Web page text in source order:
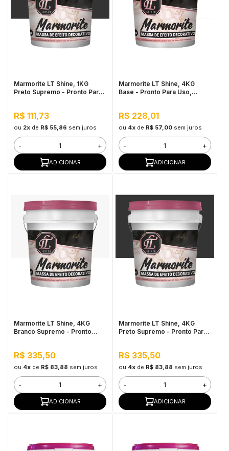
Marmorite LT Shine, 1KG
Preto Supremo - Pronto Para
R$ 111,73
ou 2xde R$ 55,86 sem juros
- +
ADICIONAR
Marmorite LT Shine, 4KG
Base - Pronto Para Uso,
R$ 228,01
ou 4xde R$ 57,00 sem juros
- +
ADICIONAR
Marmorite LT Shine, 4KG
Branco Supremo - Pronto
R$ 335,50
ou 4xde R$ 83,88 sem juros
- +
ADICIONAR
Marmorite LT Shine, 4KG
Preto Supremo - Pronto Para
R$ 335,50
ou 4xde R$ 83,88 sem juros
- +
ADICIONAR